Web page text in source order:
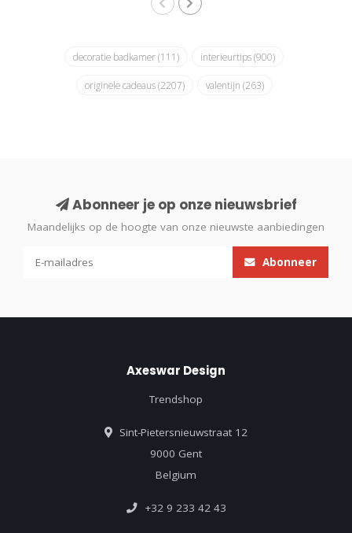
decoratie badkamer(111) interieurtips(900)
originele cadeaus(2207) valentijn (263)
Abonneer je op onze nieuwsbrief
Maandelijks op de hoogte van onze nieuwste aanbiedingen
Abonneer
Axeswar Design
Trendshop
Sint-Pietersnieuwstraat 12
9000 Gent
Belgium
+32 9 233 42 43